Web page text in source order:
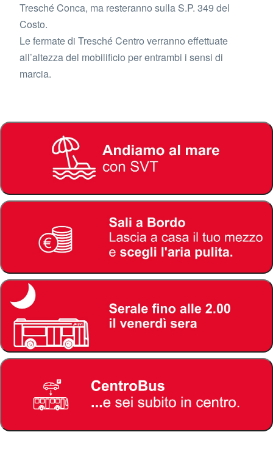
Tresché Conca, ma resteranno sulla S.P. 349 del
Costo.
Le fermate di Tresché Centro verranno effettuate
all’altezza del mobilificio per entrambi i sensi di
marcia.